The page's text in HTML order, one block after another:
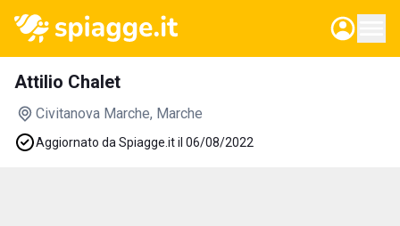
Attilio Chalet
Civitanova Marche, Marche
Aggiornato da Spiagge.it il 06/08/2022